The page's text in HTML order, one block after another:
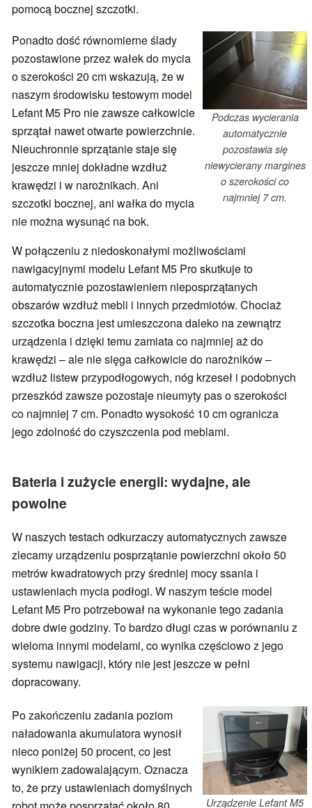
pomocą bocznej szczotki.
Podczas wycierania
automatycznie
pozostawia się
niewycierany margines
o szerokości co
najmniej 7 cm.
Ponadto dość równomierne ślady
pozostawione przez wałek do mycia
o szerokości 20 cm wskazują, że w
naszym środowisku testowym model
Lefant M5 Pro nie zawsze całkowicie
sprzątał nawet otwarte powierzchnie.
Nieuchronnie sprzątanie staje się
jeszcze mniej dokładne wzdłuż
krawędzi i w narożnikach. Ani
szczotki bocznej, ani wałka do mycia
nie można wysunąć na bok.
W połączeniu z niedoskonałymi możliwościami
nawigacyjnymi modelu Lefant M5 Pro skutkuje to
automatycznie pozostawieniem nieposprzątanych
obszarów wzdłuż mebli i innych przedmiotów. Chociaż
szczotka boczna jest umieszczona daleko na zewnątrz
urządzenia i dzięki temu zamiata co najmniej aż do
krawędzi – ale nie sięga całkowicie do narożników –
wzdłuż listew przypodłogowych, nóg krzeseł i podobnych
przeszkód zawsze pozostaje nieumyty pas o szerokości
co najmniej 7 cm. Ponadto wysokość 10 cm ogranicza
jego zdolność do czyszczenia pod meblami.
Bateria i zużycie energii: wydajne, ale
powolne
W naszych testach odkurzaczy automatycznych zawsze
zlecamy urządzeniu posprzątanie powierzchni około 50
metrów kwadratowych przy średniej mocy ssania i
ustawieniach mycia podłogi. W naszym teście model
Lefant M5 Pro potrzebował na wykonanie tego zadania
dobre dwie godziny. To bardzo długi czas w porównaniu z
wieloma innymi modelami, co wynika częściowo z jego
systemu nawigacji, który nie jest jeszcze w pełni
dopracowany.
Urządzenie Lefant M5
Po zakończeniu zadania poziom
naładowania akumulatora wynosił
nieco poniżej 50 procent, co jest
wynikiem zadowalającym. Oznacza
to, że przy ustawieniach domyślnych